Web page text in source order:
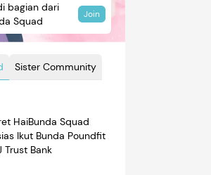
Sister Community
bagian dari
Squad
Join
HaiBunda Squad
Ikut Bunda Poundfit
Trust Bank